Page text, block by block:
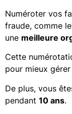
Numéroter vos
fraude, comme
une meilleure
Cette
pour mieux
De plus, vous
pendant 10 ans.